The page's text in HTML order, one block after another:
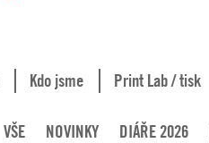
Kdo jsme Print Lab / tisk
VŠE NOVINKY DIÁŘE 2026